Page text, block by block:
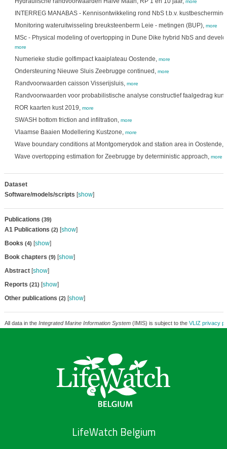
more
INTERREG MANABAS - Kennisontwikkeling rond NbS t.b.v.
Monitoring wateruitwisseling breuksteenberm Leie - metingen (BUP), more
MSc - Physical modeling of overtopping in Dune Dike hybrid NbS and
more
Numerieke studie golfimpact kaaiplateau Oostende, more
Ondersteuning Nieuwe Sluis Zeebrugge continued, more
Randvoorwaarden caisson Visserijsluis, more
Randvoorwaarden voor probabilistische analyse constructief faalgedrag
ROR kaarten kust 2019, more
SWASH bottom friction and infiltration, more
Vlaamse Baaien Modellering Kustzone, more
Wave boundary conditions at Montgomerydok and station area in Oostende,
Wave overtopping estimation for Zeebrugge by deterministic approach, more
Dataset
Software/models/scripts [show]
Publications (39)
A1 Publications (2) [show]
Books (4) [show]
Book chapters (9) [show]
Abstract[show]
Reports (21) [show]
Other publications (2) [show]
All data in the Integrated Marine Information System(IMIS) is subject to the VLIZ privacy
LifeWatch Belgium